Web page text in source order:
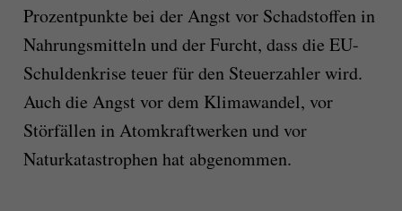
Prozentpunkte bei der Angst vor Schadstoffen in
Nahrungsmitteln und der Furcht, dass die EU-
Schuldenkrise teuer für den Steuerzahler wird.
Auch die Angst vor dem Klimawandel, vor
Störfällen in Atomkraftwerken und vor
Naturkatastrophen hat abgenommen.